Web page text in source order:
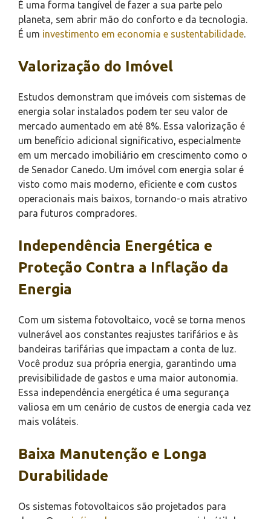
É uma forma tangível de fazer a sua parte pelo
planeta, sem abrir mão do conforto e da tecnologia.
É um investimento em economia e sustentabilidade
Valorização do Imóvel
Estudos demonstram que imóveis com sistemas de
energia solar instalados podem ter seu valor de
mercado aumentado em até 8%. Essa valorização é
um benefício adicional significativo, especialmente
em um mercado imobiliário em crescimento como o
de Senador Canedo. Um imóvel com energia solar é
visto como mais moderno, eficiente e com custos
operacionais mais baixos, tornando-o mais atrativo
para futuros compradores.
Independência Energética e
Proteção Contra a Inflação da
Energia
Com um sistema fotovoltaico, você se torna menos
vulnerável aos constantes reajustes tarifários e às
bandeiras tarifárias que impactam a conta de luz.
Você produz sua própria energia, garantindo uma
previsibilidade de gastos e uma maior autonomia.
Essa independência energética é uma segurança
valiosa em um cenário de custos de energia cada vez
mais voláteis.
Baixa Manutenção e Longa
Durabilidade
Os sistemas fotovoltaicos são projetados para